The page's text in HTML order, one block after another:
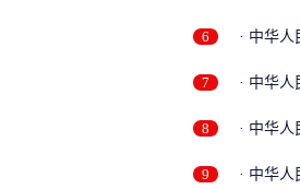
6 · 中华
7 · 中华
8 · 中华
9 · 中华